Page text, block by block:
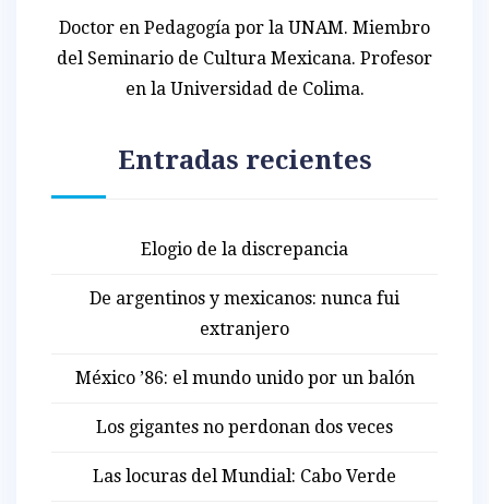
Doctor en Pedagogía por la UNAM. Miembro
del Seminario de Cultura Mexicana. Profesor
en la Universidad de Colima.
Entradas recientes
Elogio de la discrepancia
De argentinos y mexicanos: nunca fui
extranjero
México ’86: el mundo unido por un balón
Los gigantes no perdonan dos veces
Las locuras del Mundial: Cabo Verde